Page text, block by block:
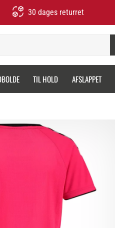
30 dages returret
TIL HOLD AFSLAPPET